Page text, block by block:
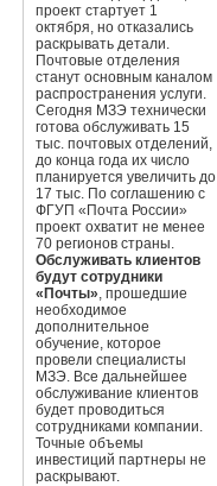
проект стартует 1
октября, но отказались
раскрывать детали.
Почтовые отделения
станут основным каналом
распространения услуги.
Сегодня МЗЭ технически
готова обслуживать 15
тыс. почтовых отделений,
до конца года их число
планируется увеличить до
17 тыс. По соглашению с
ФГУП «Почта России»
проект охватит не менее
70 регионов страны.
Обслуживать клиентов
будут сотрудники
«Почты», прошедшие
необходимое
дополнительное
обучение, которое
провели специалисты
МЗЭ. Все дальнейшее
обслуживание клиентов
будет проводиться
сотрудниками компании.
Точные объемы
инвестиций партнеры не
раскрывают.